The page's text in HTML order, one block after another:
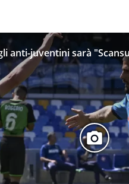
anti-juventini sarà